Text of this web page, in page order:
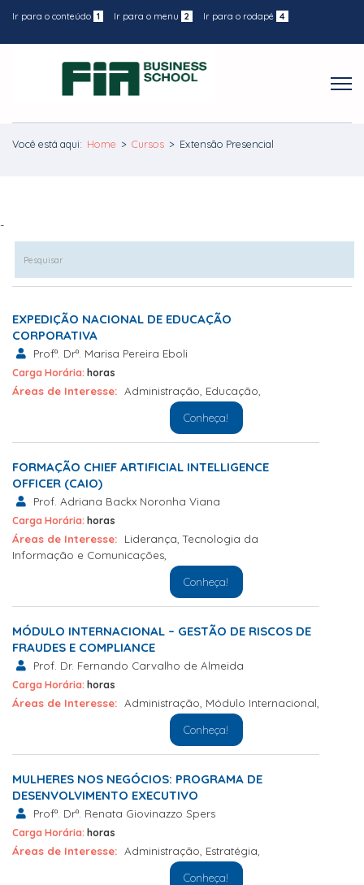
Ir para o conteúdo 1 Ir para o menu 2 Ir para o rodapé 4
Você está aqui: Home > Cursos > Extensão Presencial
-
EXPEDIÇÃO NACIONAL DE EDUCAÇÃO
CORPORATIVA
Profª. Drª. Marisa Pereira Eboli
Carga Horária: horas
Áreas de Interesse: Administração Educação
Conheça!
FORMAÇÃO CHIEF ARTIFICIAL INTELLIGENCE
OFFICER (CAIO)
Prof. Adriana Backx Noronha Viana
Carga Horária: horas
Áreas de Interesse: Liderança ,Tecnologia da
Informação e Comunicações
Conheça!
MÓDULO INTERNACIONAL – GESTÃO DE RISCOS DE
FRAUDES E COMPLIANCE
Prof. Dr. Fernando Carvalho de Almeida
Carga Horária: horas
Áreas de Interesse: Administração Módulo Internacional
Conheça!
MULHERES NOS NEGÓCIOS: PROGRAMA DE
DESENVOLVIMENTO EXECUTIVO
Profª. Drª. Renata Giovinazzo Spers
Carga Horária: horas
Áreas de Interesse: Administração Estratégia
Conheça!